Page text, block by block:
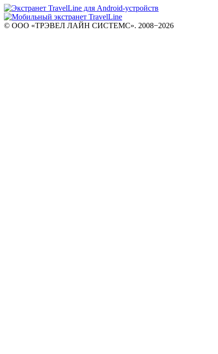
© ООО «ТРЭВЕЛ ЛАЙН СИСТЕМС». 2008−2026